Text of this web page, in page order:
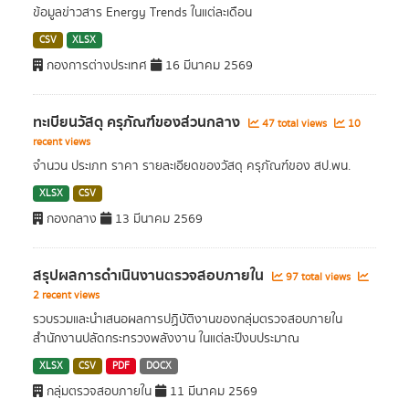
ข้อมูลข่าวสาร Energy Trends ในแต่ละเดือน
CSV XLSX
กองการต่างประเทศ 16 มีนาคม 2569
ทะเบียนวัสดุ ครุภัณฑ์ของส่วนกลาง 47 total views
10
recent views
จำนวน ประเภท ราคา รายละเอียดของวัสดุ ครุภัณฑ์ของ สป.พน.
XLSX CSV
กองกลาง 13 มีนาคม 2569
สรุปผลการดำเนินงานตรวจสอบภายใน
97 total views
2 recent views
รวบรวมและนำเสนอผลการปฏิบัติงานของกลุ่มตรวจสอบภายใน
สำนักงานปลัดกระทรวงพลังงาน ในแต่ละปีงบประมาณ
XLSX CSV PDF DOCX
กลุ่มตรวจสอบภายใน 11 มีนาคม 2569